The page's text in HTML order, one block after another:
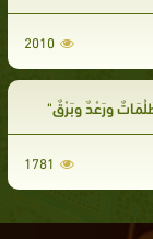
2010
ورَعْدٌ وبَرْقٌ"
1781